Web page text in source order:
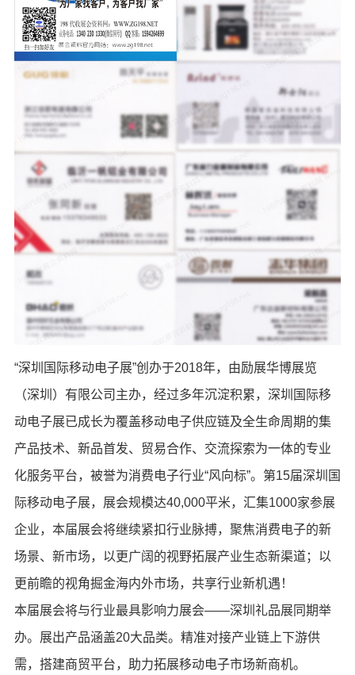
“深圳国际移动电子展”创办于2018年，由励展华博展览
（深圳）有限公司主办，经过多年沉淀积累，深圳国际移
动电子展已成长为覆盖移动电子供应链及全生命周期的集
产品技术、新品首发、贸易合作、交流探索为一体的专业
化服务平台，被誉为消费电子行业“风向标”。第15届深圳国
际移动电子展，展会规模达40,000平米，汇集1000家参展
企业，本届展会将继续紧扣行业脉搏，聚焦消费电子的新
场景、新市场，以更广阔的视野拓展产业生态新渠道；以
更前瞻的视角掘金海内外市场，共享行业新机遇！
本届展会将与行业最具影响力展会——深圳礼品展同期举
办。展出产品涵盖20大品类。精准对接产业链上下游供
需，搭建商贸平台，助力拓展移动电子市场新商机。